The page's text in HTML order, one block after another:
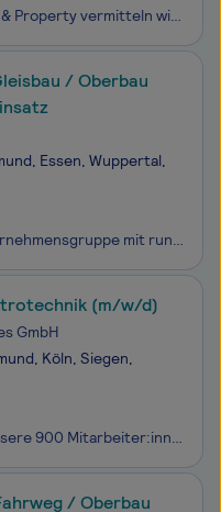
Im Bereich Construction & Property vermitteln wir Fach- und Führungskräfte in der Bau- und Immobilienbranche. Wir unterstützen Sie und unsere Kundenunternehmen in allen Bereichen des Hoch- & Tiefbaus sowie im Facility Management, im Großanlagenbau, in der TGA oder im Real Estate Management.
/ Oberbau
Essen, Wuppertal,
Wir sind eine starke Unter­nehmens­gruppe mit rund 2.900 Mit­arbeitenden an 18 Standorten in Deutschland und Europa. Gemeinsam gestalten wir Europas Bahn­infra­struktur und bringen diese voran. Als System­lieferant für schienen­ge­bundene Mobilität schaffen wir täglich neue Verbindungen: für Fern- u
(m/w/d)
GmbH
Köln, Siegen,
Jeden Tag stellen sich unsere 900 Mitarbeiter:innen mit Leidenschaft und Herz der Aufgabe, durch innovative Strategien und Lösungen für gebäudetechnische Anlagensysteme die Klimaneutralität voranzutreiben. Einst als Ein-Mann-Handwerksbetrieb gegründet, blicken wir heute auf eine über 50-jährige Erf
/ Oberbau